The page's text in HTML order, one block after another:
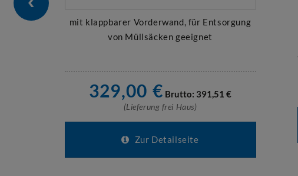
mit klappbarer Vorderwand, für Entsorgung
von Müllsäcken geeignet
329,00 € Brutto: 391,51 €
(Lieferung frei Haus)
Zur Detailseite